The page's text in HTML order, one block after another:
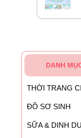
DANH
THỜI TRANG
ĐỒ SƠ SINH
SỮA & DINH